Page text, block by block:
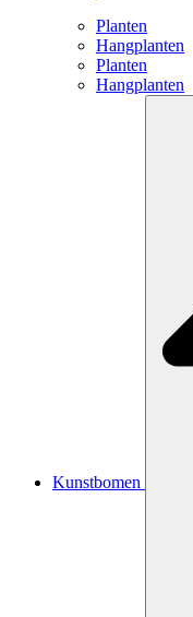
Planten
Hangplanten
Planten
Hangplanten
Kunstbomen